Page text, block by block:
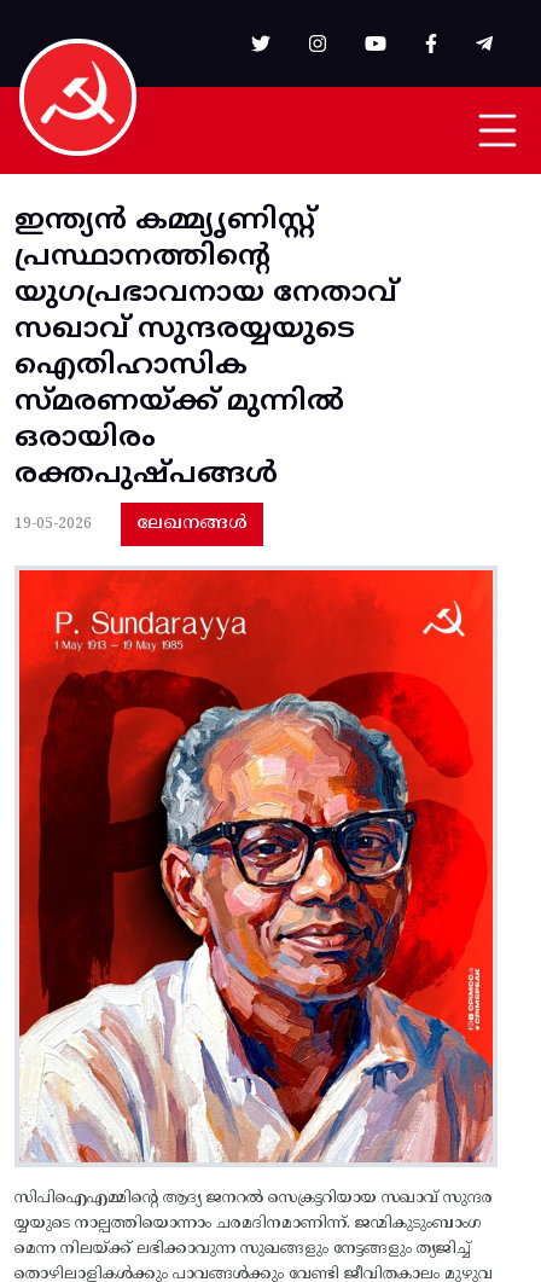
ഇന്ത്യന്‍ കമ്മ്യൃണിസ്റ്റ്
പ്രസ്ഥാനത്തിന്‍റെ
യുഗപ്രഭാവനായ നേതാവ്
സഖാവ് സുന്ദരയ്യയുടെ
ഐതിഹാസിക
സ്മരണയ്ക്ക് മുന്നില്‍
ഒരായിരം
രക്തപുഷ്പങ്ങള്‍
19-05-2026 ലേഖനങ്ങൾ
സിപിഐഎമ്മിന്റെ ആദ്യ ജനറൽ സെക്രട്ടറിയായ സഖാവ് സുന്ദര
യ്യയുടെ നാല്പത്തിയൊന്നാം ചരമദിനമാണിന്ന്. ജന്മികുടുംബാംഗ
മെന്ന നിലയ്ക്ക് ലഭിക്കാവുന്ന സുഖങ്ങളും നേട്ടങ്ങളും ത്യജിച്ച്
തൊഴിലാളികള്‍ക്കും പാവങ്ങള്‍ക്കും വേണ്ടി ജീവിതകാലം മുഴുവ